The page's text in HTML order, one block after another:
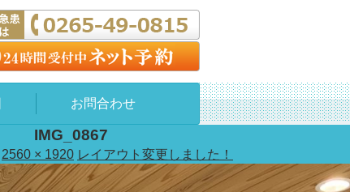
お問合わせ
IMG_0867
2560 × 1920 レイアウト変更しました！